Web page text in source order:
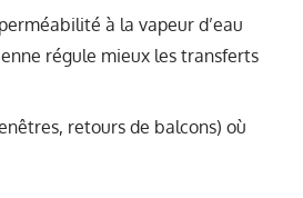
à la vapeur d’eau
régule mieux les transferts
retours de balcons) où